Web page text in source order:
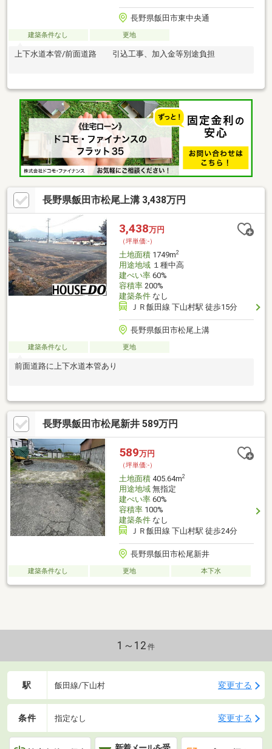
長野県飯田市東中央通
建築条件なし 更地
上下水道本管/前面道路 引込工事、加入金等別途負担
長野県飯田市松尾上溝 3,438万円
3,438万円
（坪単価:-）
土地面積1749m2
用途地域１種中高
建ぺい率60%
容積率200%
建築条件なし
ＪＲ飯田線 下山村駅 徒歩15分
長野県飯田市松尾上溝
建築条件なし 更地
前面道路に上下水道本管あり
長野県飯田市松尾新井 589万円
589万円
（坪単価:-）
土地面積405.64m2
用途地域無指定
建ぺい率60%
容積率100%
建築条件なし
ＪＲ飯田線 下山村駅 徒歩24分
長野県飯田市松尾新井
建築条件なし 更地 本下水
1～12 件
駅 飯田線/下山村 変更する
条件 指定なし 変更する